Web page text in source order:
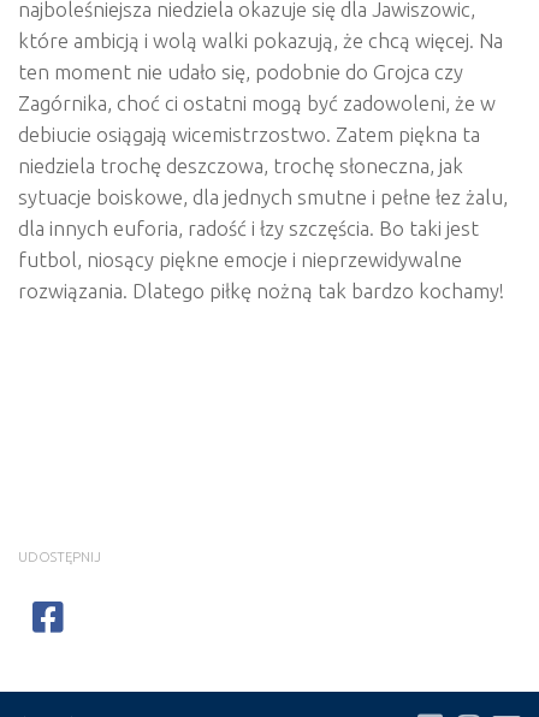
najboleśniejsza niedziela okazuje się dla Jawiszowic,
które ambicją i wolą walki pokazują, że chcą więcej. Na
ten moment nie udało się, podobnie do Grojca czy
Zagórnika, choć ci ostatni mogą być zadowoleni, że w
debiucie osiągają wicemistrzostwo. Zatem piękna ta
niedziela trochę deszczowa, trochę słoneczna, jak
sytuacje boiskowe, dla jednych smutne i pełne łez żalu,
dla innych euforia, radość i łzy szczęścia. Bo taki jest
futbol, niosący piękne emocje i nieprzewidywalne
rozwiązania. Dlatego piłkę nożną tak bardzo kochamy!
UDOSTĘPNIJ